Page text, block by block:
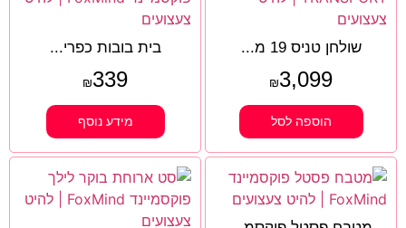
שולחן טניס 19 מ...
₪3,099
הוספה לסל
בית בובות כפרי...
₪339
מידע נוסף